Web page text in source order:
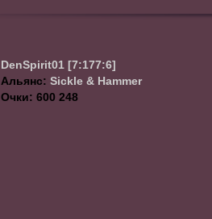
DenSpirit01 [7:177:6]
Альянс:Sickle & Hammer
Очки: 600 248